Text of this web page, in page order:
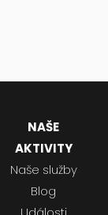
NAŠE
AKTIVITY
Naše služby
Blog